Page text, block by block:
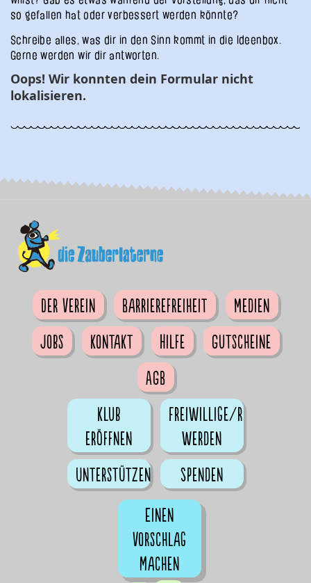
so gefallen hat oder verbessert werden könnte?
Schreibe alles, was dir in den Sinn kommt in die Ideenbox.
Gerne werden wir dir antworten.
Oops! Wir konnten dein Formular nicht
lokalisieren.
Der Verein Barrierefreiheit
Medien
Jobs
Kontakt Hilfe
Gutscheine
AGB
Klub
eröffnen
Freiwillige/r
werden
Unterstützen
Spenden
Einen
Vorschlag
machen